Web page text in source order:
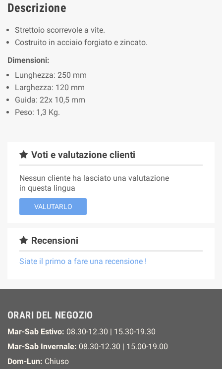
Descrizione
Strettoio scorrevole a vite.
Costruito in acciaio forgiato e zincato.
Dimensioni:
Lunghezza: 250 mm
Larghezza: 120 mm
Guida: 22x 10,5 mm
Peso: 1,3 Kg.
Voti e valutazione clienti
Nessun cliente ha lasciato una valutazione
in questa lingua
VALUTARLO
Recensioni
Siate il primo a fare una recensione !
ORARI DEL NEGOZIO
Mar-Sab Estivo: 08.30-12.30 | 15.30-19.30
Mar-Sab Invernale: 08.30-12.30 | 15.00-19.00
Dom-Lun: Chiuso